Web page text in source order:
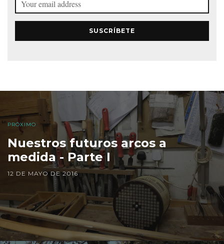
SUSCRÍBETE
PRÓXIMO
Nuestros futuros arcos a
medida - Parte I
12 DE MAYO DE 2016